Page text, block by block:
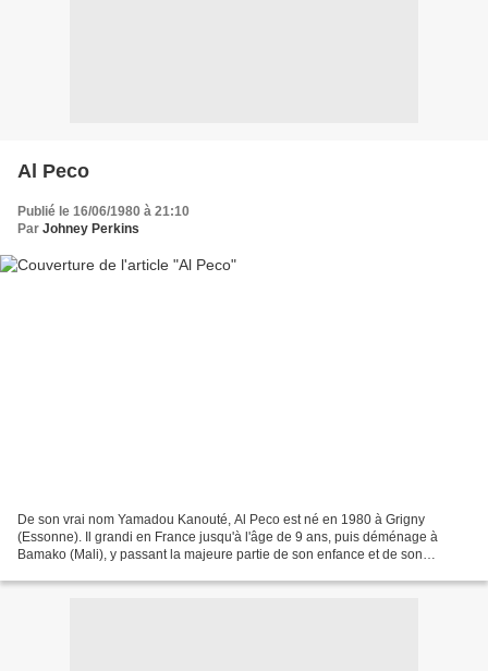
Al Peco
Publié le 16/06/1980 à 21:10
Par Johney Perkins
De son vrai nom Yamadou Kanouté, Al Peco est né en 1980 à Grigny
(Essonne). Il grandi en France jusqu'à l'âge de 9 ans, puis déménage à
Bamako (Mali), y passant la majeure partie de son enfance et de son